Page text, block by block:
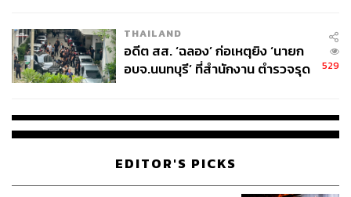
THAILAND
อดีต สส. ‘ฉลอง’ ก่อเหตุยิง ‘นายก
อบจ.นนทบุรี’ ที่สำนักงาน ตำรวจรุด
529
EDITOR'S PICKS